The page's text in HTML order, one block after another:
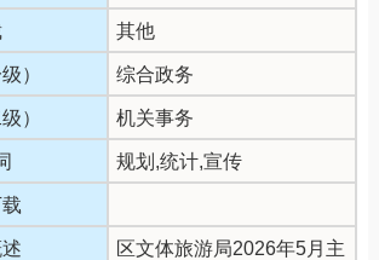
其他
） 综合政务
） 机关事务
规划,统计,宣传
区文体旅游局2026年5月主